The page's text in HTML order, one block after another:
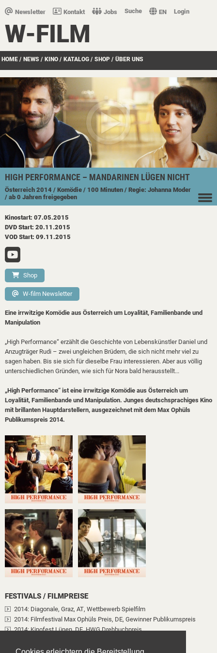
Newsletter Kontakt Jobs Suche EN Login
W-FILM
HOME / NEWS / KINO / KATALOG / SHOP / ÜBER UNS
HIGH PERFORMANCE – MANDARINEN LÜGEN NICHT
Österreich 2014 / Komödie / 100 Minuten / Regie: Johanna Moder
/ ab 0 Jahren freigegeben
Kinostart: 07.05.2015
DVD Start: 20.11.2015
VOD Start: 09.11.2015
Shop
W-film Newsletter
Eine irrwitzige Komödie aus Österreich um Loyalität, Familienbande und
Manipulation
„High Performance“ erzählt die Geschichte von Lebenskünstler Daniel und
Anzugträger Rudi – zwei ungleichen Brüdern, die sich nicht mehr viel zu
sagen haben. Bis sie sich für dieselbe Frau interessieren. Aber aus völlig
unterschiedlichen Gründen, wie sich für Nora bald herausstellt...
„High Performance“ ist eine irrwitzige Komödie aus Österreich um
Loyalität, Familienbande und Manipulation. Junges deutschsprachiges Kino
mit brillanten Hauptdarstellern, ausgezeichnet mit dem Max Ophüls
Publikumspreis 2014.
FESTIVALS / FILMPREISE
2014: Diagonale, Graz, AT, Wettbewerb Spielfilm
2014: Filmfestival Max Ophüls Preis, DE, Gewinner Publikumspreis
2014: Kinofest Lünen, DE, HWG Drehbuchpreis